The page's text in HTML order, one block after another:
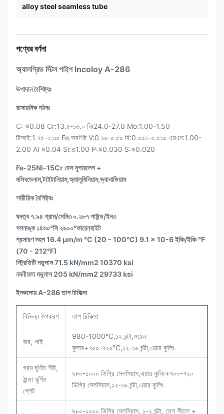
alloy steel seamless tube
পণ্যের বর্ণনা
অ্যালগ্রিড স্টিল পাইপ Incoloy A-286
উপাদান বৈশিষ্ট্যঃ
রাসায়নিক গঠনঃ
C: ≤0.08 Cr:13.৫-১৬.০ নিঃ24.0-27.0 Mo:1.00-1.50
টিআই:1.৭৫-২.৩০ Fe:অবশিষ্ট V:0.১০-০.৫০ বি:0.০০১-০.০১০ এমএন:1.00-
2.00 Al ≤0.04 Si:≤1.00 P:≤0.030 S:≤0.020
Fe-25Ni-15Cr বেস সুপারলেগ +
মলিবডেনাম,টাইটানিয়াম,অ্যালুমিনিয়াম,ভ্যানাডিয়াম
শারীরিক বৈশিষ্ট্যঃ
ঘনত্ব ৭.৯৪ গ্রাম/সেমি৩ ০.২৮৭ পাউন্ড/ইন৩
গলনাঙ্ক ১৪৩০°সি ২৬০০°ফারেনহাইট
প্রসারণ সহগ 16.4 μm/m °C (20 - 100°C) 9.1 x 10-6 ইঞ্চি/ইঞ্চি °F
(70 - 212°F)
স্ট্রিডিটি মডুলাস 71.5 kN/mm2 10370 ksi
নমনীয়তা মডুলাস 205 kN/mm2 29733 ksi
ইনকলোয় A-286 তাপ চিকিত্সা
বিভিন্ন উপকরণ তাপ চিকিত্সা
বার, পাই
980-1000°C,১২ ঘন্টা,ওয়েল
কুলার+৭০০-৭২০°C,১২-১৬ ঘন্টা,এয়ার কুলিং
গরম ঘূর্ণিত শীট,
ঠান্ডা ঘূর্ণিত
প্লেট
৯৮০-১০০০ ডিগ্রি সেলসিয়াস,এয়ার কুলিং+৭০০-৭২০
ডিগ্রি সেলসিয়াস,১২-১৬ ঘন্টা,এয়ার কুলিং
৯৮০-১০০০ ডিগ্রি সেলসিয়াস, ১-২ ঘন্টা, তেল শীতল +